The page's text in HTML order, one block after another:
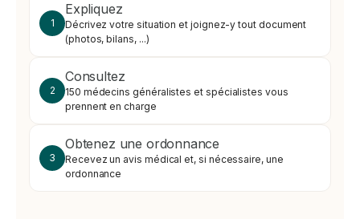
1
Expliquez
Décrivez votre situation et joignez-y tout document
(photos, bilans, ...)
2
Consultez
150 médecins généralistes et spécialistes vous
prennent en charge
3
Obtenez une ordonnance
Recevez un avis médical et, si nécessaire, une
ordonnance